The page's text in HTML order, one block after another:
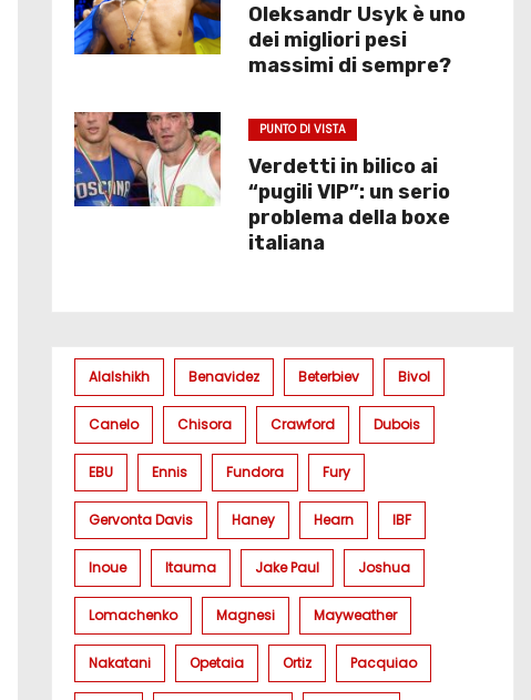
Oleksandr Usyk è uno
dei migliori pesi
massimi di sempre?
PUNTO DI VISTA
Verdetti in bilico ai
“pugili VIP”: un serio
problema della boxe
italiana
Alalshikh Benavidez Beterbiev Bivol
Canelo Chisora Crawford Dubois
EBU Ennis Fundora Fury
Gervonta Davis Haney Hearn IBF
Inoue Itauma Jake Paul Joshua
Lomachenko Magnesi Mayweather
Nakatani Opetaia Ortiz Pacquiao